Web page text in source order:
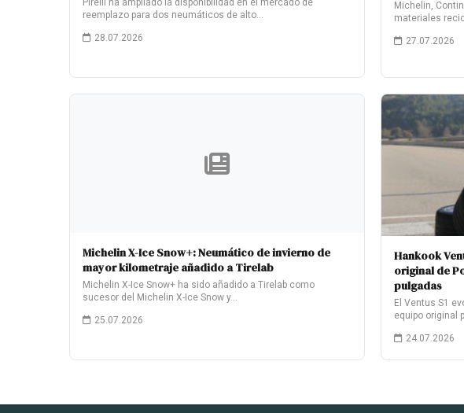
Pirelli ha ampliado la disponibilidad en el mercado de
reemplazo para dos neumáticos de alto…
28.07.2026
Michelin,
materiales
27.07.2026
Michelin X-Ice Snow+: Neumático de invierno de
mayor kilometraje añadido a Tirelab
Michelin X-Ice Snow+ ha sido añadido a Tirelab como
sucesor del Michelin X-Ice Snow y…
25.07.2026
Hankook
original de
pulgadas
El Ventus S1
equipo original
24.07.2026